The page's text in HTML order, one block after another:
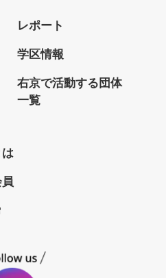
レポート
学区情報
右京で活動する団体
一覧